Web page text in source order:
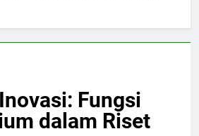
Fungsi
dalam Riset